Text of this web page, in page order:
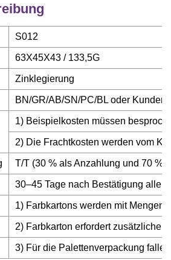
S012
63X45X43 / 133,5G
Zinklegierung
BN/GR/AB/SN/PC/BL oder
1) Beispielkosten müssen
2) Die Frachtkosten werden vom
T/T (30 % als Anzahlung und 70 %
30–45 Tage nach Bestätigung aller
1) Farbkartons werden mit Mengen
2) Farbkarton erfordert zusätzliche
3) Für die Palettenverpackung